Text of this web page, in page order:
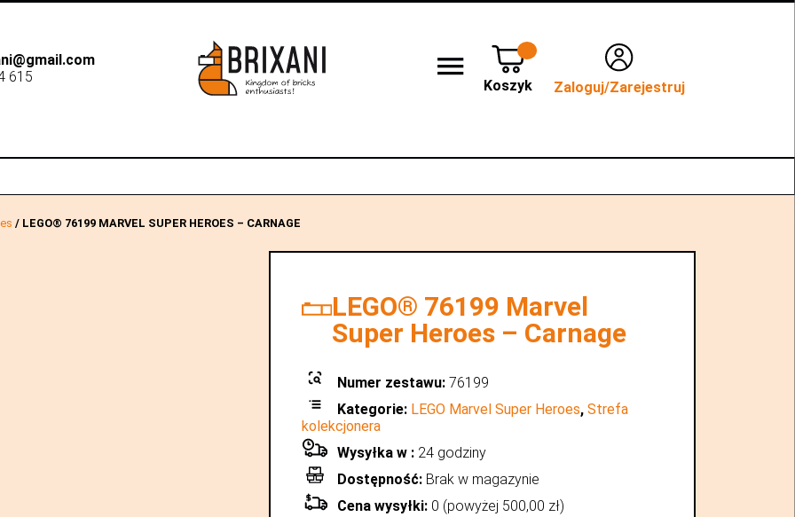
615
Koszyk Zaloguj/Zarejestruj
/ LEGO® 76199 MARVEL SUPER HEROES – CARNAGE
LEGO® 76199 Marvel
Super Heroes – Carnage
Numer zestawu: 76199
Kategorie: LEGO Marvel Super Heroes,Strefa
kolekcjonera
Wysyłka w : 24 godziny
Dostępność: Brak w magazynie
Cena wysyłki: 0 (powyżej 500,00 zł)